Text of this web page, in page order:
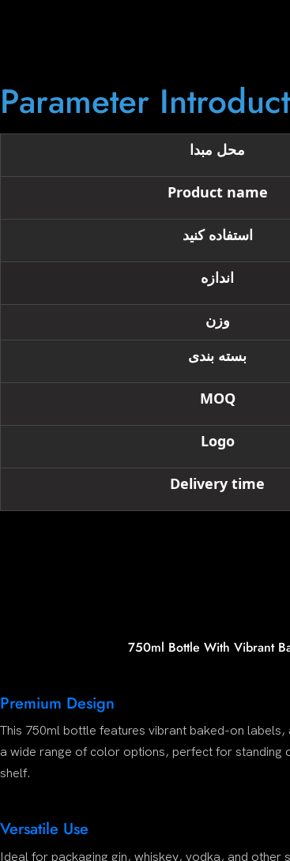
Parameter
محل مبدا
Product name
استفاده کنید
اندازه
وزن
بسته بندی
MOQ
Logo
Delivery time
750ml Bottle With Vibrant
Premium Design
This 750ml bottle features vibrant baked-on labels,
a wide range of color options, perfect for standing
shelf.
Versatile Use
Ideal for packaging gin, whiskey, vodka, and other